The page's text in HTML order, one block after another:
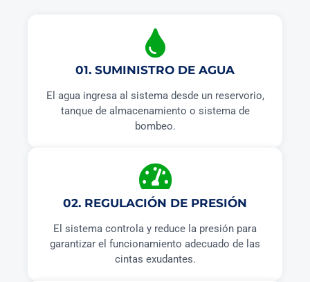
01. SUMINISTRO DE AGUA
El agua ingresa al sistema desde un reservorio,
tanque de almacenamiento o sistema de
bombeo.
02. REGULACIÓN DE PRESIÓN
El sistema controla y reduce la presión para
garantizar el funcionamiento adecuado de las
cintas exudantes.